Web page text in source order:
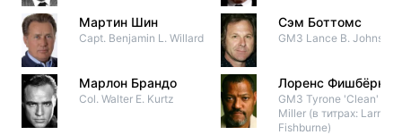
Мартин Шин
Capt. Benjamin L. Willard
Марлон Брандо
Col. Walter E. Kurtz
Сэм Боттомс
GM3 Lance B. Johnson
Лоренс Фишбёрн
GM3 Tyrone 'Clean'
Miller (в титрах: Larry
Fishburne)